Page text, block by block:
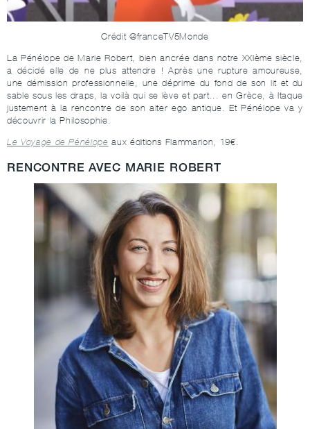
Crédit @franceTV5Monde
La Pénélope de Marie Robert, bien ancrée dans notre XXIème siècle,
a décidé elle de ne plus attendre ! Après une rupture amoureuse,
une démission professionnelle, une déprime du fond de son lit et du
sable sous les draps, la voilà qui se lève et part... en Grèce, à Itaque
justement à la rencontre de son alter ego antique. Et Pénélope va y
découvrir la Philosophie.
Le Voyage de Pénélope aux éditions Flammarion, 19€.
RENCONTRE AVEC MARIE ROBERT